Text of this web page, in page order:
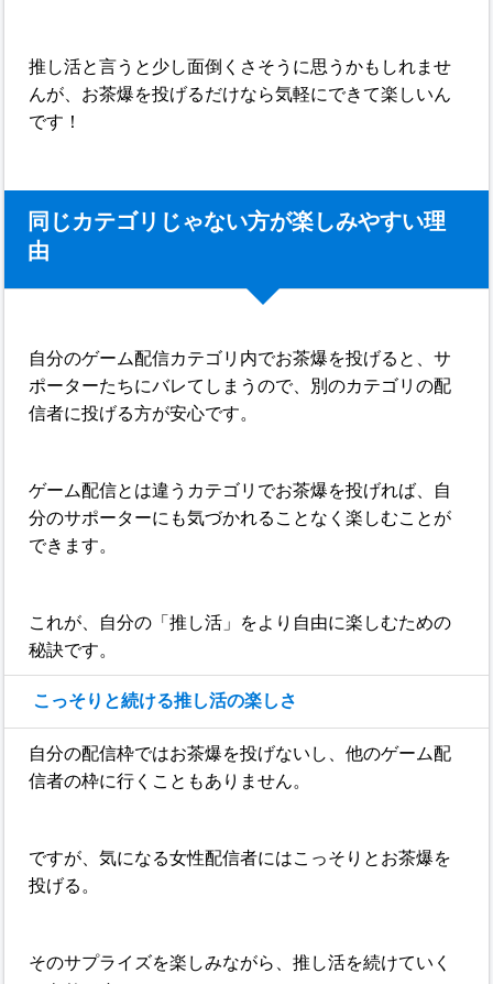
推し活と言うと少し面倒くさそうに思うかもしれませ
んが、お茶爆を投げるだけなら気軽にできて楽しいん
です！
同じカテゴリじゃない方が楽しみやすい理
由
自分のゲーム配信カテゴリ内でお茶爆を投げると、サ
ポーターたちにバレてしまうので、別のカテゴリの配
信者に投げる方が安心です。
ゲーム配信とは違うカテゴリでお茶爆を投げれば、自
分のサポーターにも気づかれることなく楽しむことが
できます。
これが、自分の「推し活」をより自由に楽しむための
秘訣です。
こっそりと続ける推し活の楽しさ
自分の配信枠ではお茶爆を投げないし、他のゲーム配
信者の枠に行くこともありません。
ですが、気になる女性配信者にはこっそりとお茶爆を
投げる。
そのサプライズを楽しみながら、推し活を続けていく